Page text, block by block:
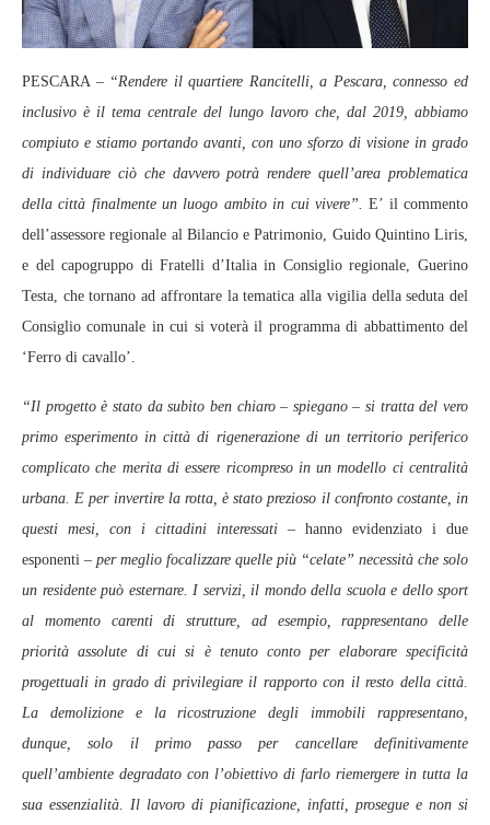
PESCARA –“Rendere il quartiere Rancitelli, a Pescara, connesso ed
inclusivo è il tema centrale del lungo lavoro che, dal 2019, abbiamo
compiuto e stiamo portando avanti, con uno sforzo di visione in grado
di individuare ciò che davvero potrà rendere quell’area problematica
della città finalmente un luogo ambito in cui vivere”.
E’ il commento
dell’assessore regionale al Bilancio e Patrimonio, Guido Quintino Liris,
e del capogruppo di Fratelli d’Italia in Consiglio regionale, Guerino
Testa, che tornano ad affrontare la tematica alla vigilia della seduta del
Consiglio comunale in cui si voterà il programma di abbattimento del
‘Ferro di cavallo’.
“Il progetto è stato da subito ben chiaro – spiegano – si tratta del vero
primo esperimento in città di rigenerazione di un territorio periferico
complicato che merita di essere ricompreso in un modello ci centralità
urbana. E per invertire la rotta, è stato prezioso il confronto costante, in
questi mesi, con i cittadini interessati – hanno evidenziato i due
esponenti – per meglio focalizzare quelle più “celate” necessità che solo
un residente può esternare. I servizi, il mondo della scuola e dello sport
al momento carenti di strutture, ad esempio, rappresentano delle
priorità assolute di cui si è tenuto conto per elaborare specificità
progettuali in grado di privilegiare il rapporto con il resto della città.
La demolizione e la ricostruzione degli immobili rappresentano,
dunque, solo il primo passo per cancellare definitivamente
quell’ambiente degradato con l’obiettivo di farlo riemergere in tutta la
sua essenzialità. Il lavoro di pianificazione, infatti, prosegue e non si